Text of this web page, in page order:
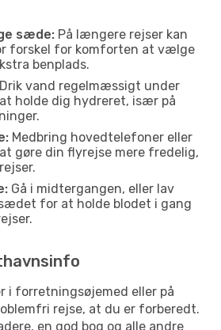
sæde: På længere rejser kan
forskel for komforten at vælge
benplads.
Drik vand regelmæssigt under
holde dig hydreret, især på
Medbring hovedtelefoner eller
gøre din flyrejse mere fredelig,
Gå i midtergangen, eller lav
for at holde blodet i gang
i forretningsøjemed eller på
rejse, at du er forberedt.
en god bog og alle andre